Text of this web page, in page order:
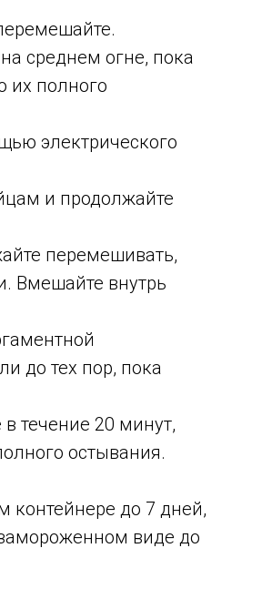
среднем огне, пока
их полного
электрического
и продолжайте
перемешивать,
Вмешайте внутрь
до тех пор, пока
течение 20 минут,
остывания.
контейнере до 7 дней,
виде до